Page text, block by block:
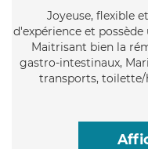
Joyeuse, flexible
d'expérience et
Maitrisant bien la
gastro-intestinaux,
transports, toilette/